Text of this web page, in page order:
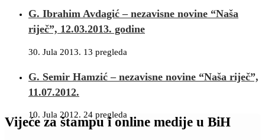
G. Ibrahim Avdagić – nezavisne novine “Naša
riječ”, 12.03.2013. godine
30. Jula 2013. 13 pregleda
G. Semir Hamzić – nezavisne novine “Naša riječ”,
11.07.2012.
10. Jula 2012. 24 pregleda
Vijeće za štampu i online medije u BiH